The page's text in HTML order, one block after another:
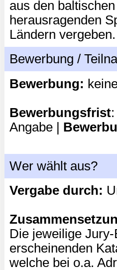
aus den
herausragenden
Ländern vergeben.
Bewerbung /
Bewerbung:
Bewerbungsfrist
Angabe |
Wer wählt aus?
Vergabe durch:
Die jeweilige
erscheinenden
welche bei o.a.